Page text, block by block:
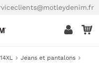
Jeans et pantalons